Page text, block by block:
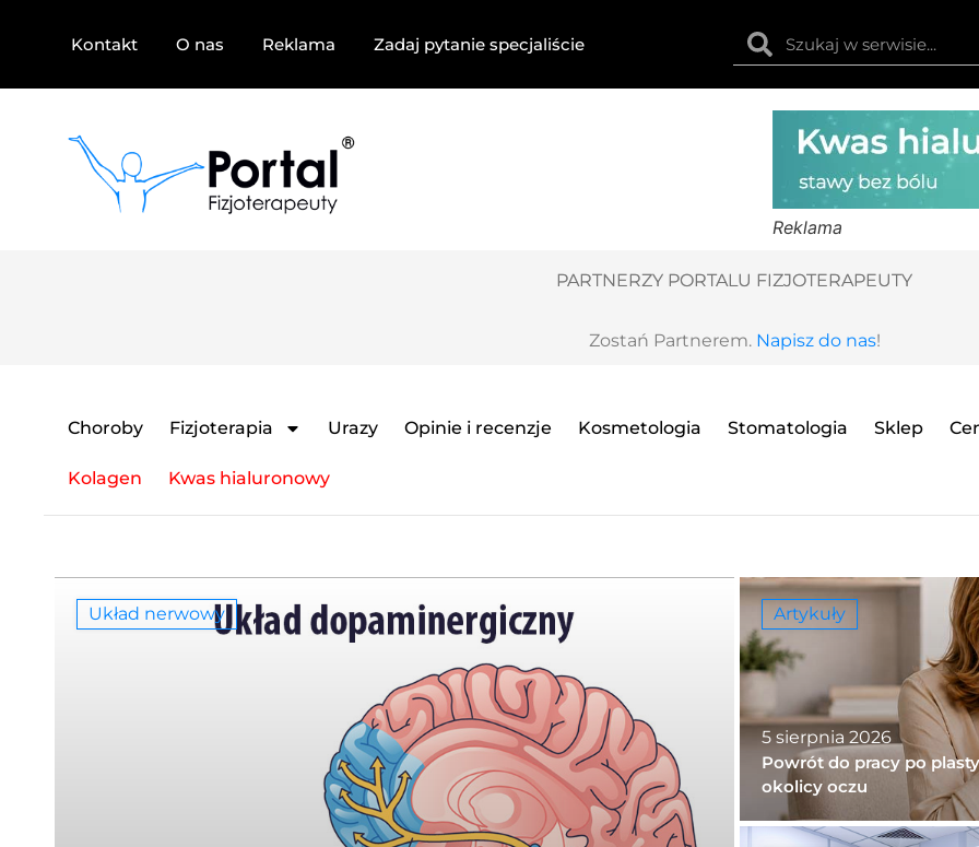
Kontakt O nas Reklama Zadaj pytanie specjaliście
Reklama
PARTNERZY PORTALU FIZJOTERAPEUTY
Zostań Partnerem. Napisz do nas!
Choroby Fizjoterapia Urazy Opinie i recenzje Kosmetologia Stomatologia Sklep
Kolagen Kwas hialuronowy
Układ nerwowy Artykuły
5 sierpnia 2026
Powrót do pracy po
okolicy oczu